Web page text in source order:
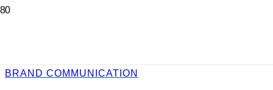
BRAND COMMUNICATION